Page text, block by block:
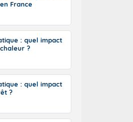
France
: quel impact
?
: quel impact
?